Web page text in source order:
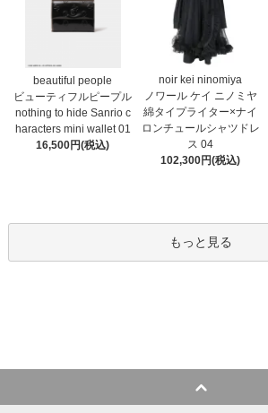
beautiful people
ビューティフルピープル
nothing to hide Sanrio c
haracters mini wallet⁠ 01
16,500円(税込)
noir kei ninomiya
ノワール ケイ ニノミヤ
綿タイプライター×ナイ
ロンチュールシャツドレ
ス 04
102,300円(税込)
もっと見る